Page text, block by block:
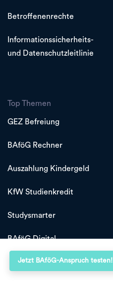
Jetzt BAföG-Anspruch testen!
Betroffenenrechte
Informationssicherheits-
und Datenschutzleitlinie
Top Themen
GEZ Befreiung
BAföG Rechner
Auszahlung Kindergeld
KfW Studienkredit
Studysmarter
BAföG Digital
Studenten